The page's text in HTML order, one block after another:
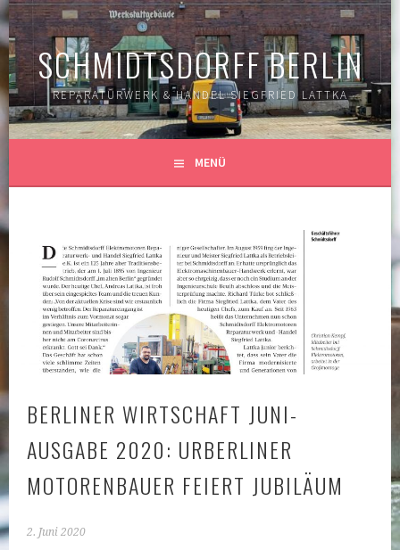
Springe
zum
InhaltSCHMIDTSDORFF BERLIN
REPARATURWERK & HANDEL SIEGFRIED LATTKA
MENÜ
BERLINER WIRTSCHAFT JUNI-
AUSGABE 2020: URBERLINER
MOTORENBAUER FEIERT JUBILÄUM
2. Juni 2020